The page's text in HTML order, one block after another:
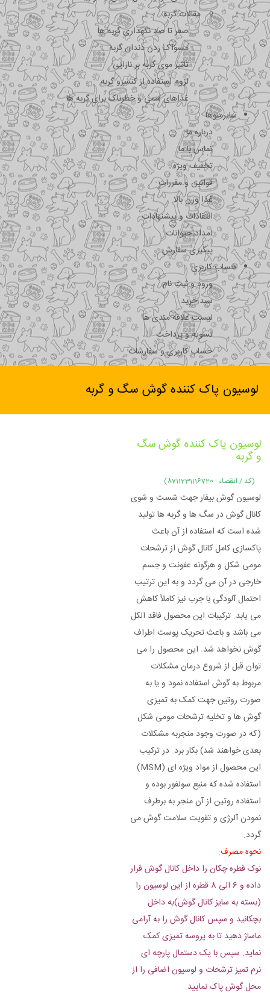
مقالات گربه
صفر تا صد نگهداری گربه ها
مسواک زدن دندان گربه
تاثیر موی گربه بر نازایی
لزوم استفاده از کنسرو گربه
غذاهای سمی و خطرناک برای گربه ها
سایرمنوها
درباره ما
تماس با ما
تخفیف ویژه
قوانین و مقررات
غذا وزن بالا
انتقادات و پیشنهادات
امداد حیوانات
پیگیری سفارش
حساب کاربری
ورود و ثبت نام
سبد خرید
لیست علاقه مندی ها
تسویه و پرداخت
حساب کاربری و سفارشات
لوسیون پاک کننده گوش سگ و گربه
لوسیون پاک کننده گوش سگ
و گربه
(کد / انقضاء : 8711231116720)
لوسیون گوش بیفار جهت شست و شوی
کانال گوش در سگ ها و گربه ها تولید
شده است که استفاده از آن باعث
پاکسازی کامل کانال گوش از ترشحات
مومی شکل و هرگونه عفونت و جسم
خارجی در آن می گردد و به این ترتیب
احتمال آلودگی با جرب نیز کاملاً کاهش
می یابد. ترکیبات این محصول فاقد الکل
می باشد و باعث تحریک پوست اطراف
گوش نخواهد شد. این محصول را می
توان قبل از شروع درمان مشکلات
مربوط به گوش استفاده نمود و یا به
صورت روتین جهت کمک به تمیزی
گوش ها و تخلیه ترشحات مومی شکل
(که در صورت وجود منجربه مشکلات
بعدی خواهند شد) بکار برد. در ترکیب
این محصول از مواد ویژه ای (MSM)
استفاده شده که منبع سولفور بوده و
استفاده روتین از آن منجر به برطرف
نمودن آلرژی و تقویت سلامت گوش می
گردد.
نحوه مصرف:
نوک قطره چکان را داخل کانال گوش قرار
داده و 6 الی 8 قطره از این لوسیون را
(بسته به سایز کانال گوش)به داخل
بچکانید و سپس کانال گوش را به آرامی
ماساژ دهید تا به پروسه تمیزی کمک
نماید. سپس با یک دستمال پارچه ای
نرم تمیز ترشحات و لوسیون اضافی را از
محل گوش پاک نمایید.